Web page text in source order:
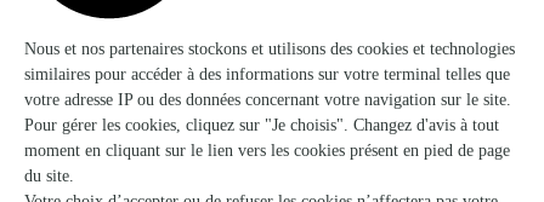
L’atelier Floral